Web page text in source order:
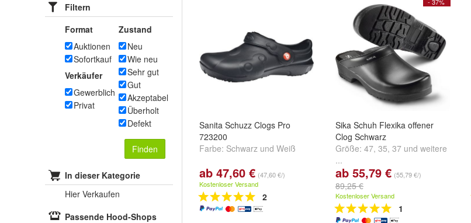
Filtern
Format
Auktionen
Sofortkauf
Verkäufer
Gewerblich
Privat
Zustand
Neu
Wie neu
Sehr gut
Gut
Akzeptabel
Überholt
Defekt
Finden
In dieser Kategorie
Hier Verkaufen
Passende Hood-Shops
Sanita Schuzz Clogs Pro
723200
Farbe: Schwarz und Weiß
ab 47,60 € (47,60 €/)
Kostenloser Versand
2
Sika Schuh Flexika offener
Clog Schwarz
Größe: 47, 35, 37 und weitere
...
ab 55,79 € (55,79 €/)
89,25 €
Kostenloser Versand
1